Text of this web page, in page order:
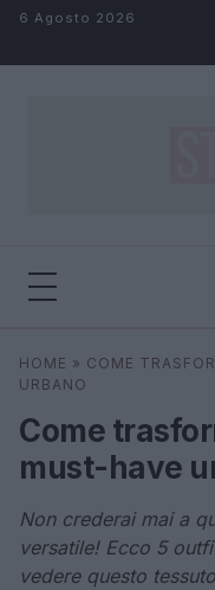
Salta al contenuto
6 Agosto 2026
Cerca
HOME » COME
URBANO
Come
must-have
Non crederai mai a
versatile! Ecco 5
vedere questo